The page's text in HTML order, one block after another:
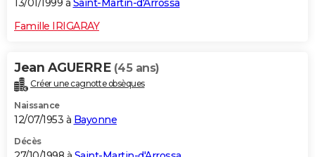
13/01/1999 à Saint-Martin-d'Arrossa
Famille IRIGARAY
Jean AGUERRE (45 ans)
Créer une cagnotte obsèques
Naissance
12/07/1953 à Bayonne
Décès